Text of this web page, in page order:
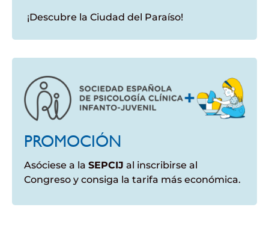
¡Descubre la Ciudad del Paraíso!
PROMOCIÓN
Asóciese a la SEPCIJ al inscribirse al
Congreso y consiga la tarifa más económica.